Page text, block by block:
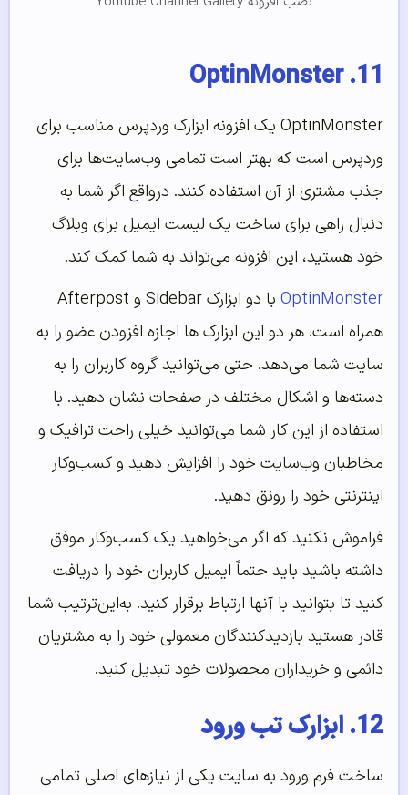
11. OptinMonster
OptinMonster یک افزونه ابزارک وردپرس مناسب برای
وردپرس است که بهتر است تمامی وب‌سایت‌ها برای
جذب مشتری از آن استفاده کنند. درواقع اگر شما به
دنبال راهی برای ساخت یک لیست ایمیل برای وبلاگ
خود هستید، این افزونه می‌تواند به شما کمک کند.
OptinMonster
با دو ابزارک Sidebar و Afterpost
همراه است. هر دو این ابزارک ها اجازه افزودن عضو را به
سایت شما می‌دهد. حتی می‌توانید گروه کاربران را به
دسته‌ها و اشکال مختلف در صفحات نشان دهید. با
استفاده از این کار شما می‌توانید خیلی راحت ترافیک و
مخاطبان وب‌سایت خود را افزایش دهید و کسب‌وکار
اینترنتی خود را رونق دهید.
فراموش نکنید که اگر می‌خواهید یک کسب‌وکار موفق
داشته باشید باید حتماً ایمیل کاربران خود را دریافت
کنید تا بتوانید با آنها ارتباط برقرار کنید. به‌این‌ترتیب شما
قادر هستید بازدیدکنندگان معمولی خود را به مشتریان
دائمی و خریداران محصولات خود تبدیل کنید.
12. ابزارک تب ورود
ساخت فرم ورود به سایت یکی از نیازهای اصلی تمامی